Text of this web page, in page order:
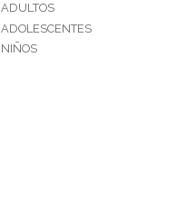
ADULTOS
ADOLESCENTES
NIÑOS